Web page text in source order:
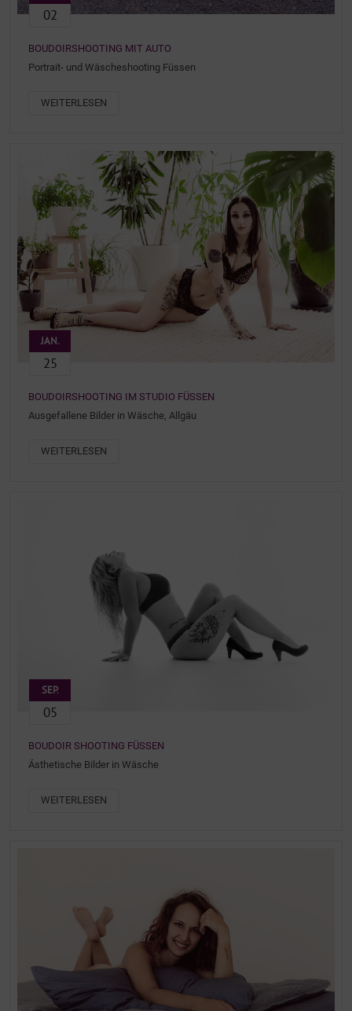
02
BOUDOIRSHOOTING MIT AUTO
Portrait- und Wäscheshooting Füssen
WEITERLESEN
JAN.
25
BOUDOIRSHOOTING IM STUDIO FÜSSEN
Ausgefallene Bilder in Wäsche, Allgäu
WEITERLESEN
SEP.
05
BOUDOIR SHOOTING FÜSSEN
Ästhetische Bilder in Wäsche
WEITERLESEN